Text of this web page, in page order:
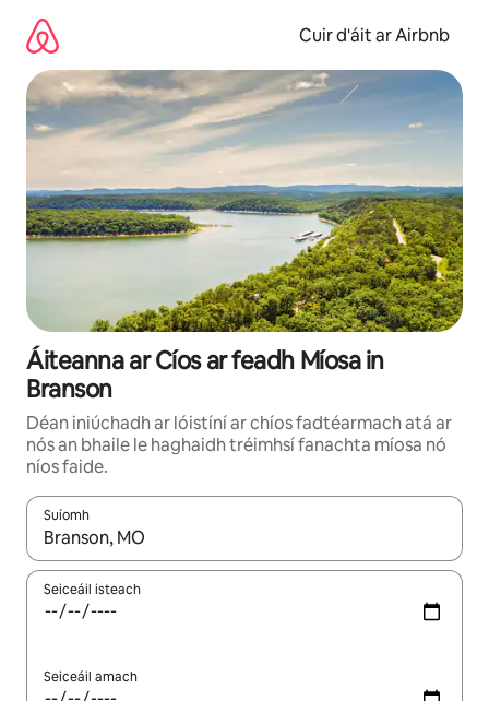
chuig
ábhar
Cuir d'áit ar Airbnb
Áiteanna ar Cíos ar feadh Míosa in
Branson
Déan iniúchadh ar lóistíní ar chíos fadtéarmach atá ar
nós an bhaile le haghaidh tréimhsí fanachta míosa nó
níos faide.
Suíomh
Nuair a bheidh torthaí ar fáil, déan nascleanúint le
Seiceáil isteach
Seiceáil amach